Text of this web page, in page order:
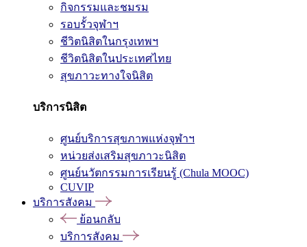
กิจกรรมและชมรม
รอบรั้วจุฬาฯ
ชีวิตนิสิตในกรุงเทพฯ
ชีวิตนิสิตในประเทศไทย
สุขภาวะทางใจนิสิต
บริการนิสิต
ศูนย์บริการสุขภาพแห่งจุฬาฯ
หน่วยส่งเสริมสุขภาวะนิสิต
ศูนย์นวัตกรรมการเรียนรู้ (Chula MOOC)
CUVIP
บริการสังคม
ย้อนกลับ
บริการสังคม